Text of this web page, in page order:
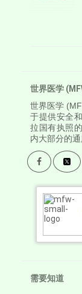
世界医学
世界医学
于提供安全
拉国有执照
内大部分的通
需要知道